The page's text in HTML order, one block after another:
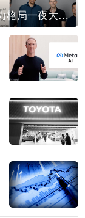
谷歌AI权力格局一夜大洗牌